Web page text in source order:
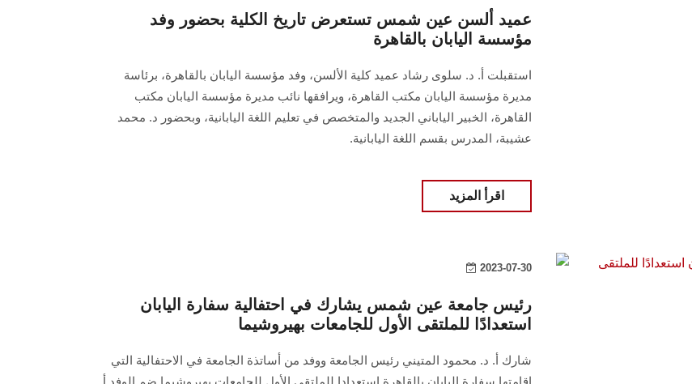
عميد ألسن عين شمس تستعرض تاريخ الكلية بحضور وفد
مؤسسة اليابان بالقاهرة
استقبلت أ. د. سلوى رشاد عميد كلية الألسن، وفد مؤسسة اليابان بالقاهرة، برئاسة
مديرة مؤسسة اليابان مكتب القاهرة، ويرافقها نائب مديرة مؤسسة اليابان مكتب
القاهرة، الخبير الياباني الجديد والمتخصص في تعليم اللغة اليابانية، وبحضور د. محمد
عشيبة، المدرس بقسم اللغة اليابانية.
اقرأ المزيد
2023-07-30
رئيس جامعة عين شمس يشارك في احتفالية سفارة اليابان
استعدادًا للملتقى الأول للجامعات بهيروشيما
شارك أ. د. محمود المتيني رئيس الجامعة ووفد من أساتذة الجامعة في الاحتفالية التي
اقامتها سفارة اليابان بالقاهرة استعدادا للملتقى الأول للجامعات بهيروشيما ضم الوفد أ.